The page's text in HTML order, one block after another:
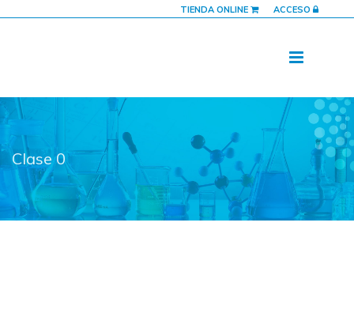
TIENDA ONLINE ACCESO
Clase 0